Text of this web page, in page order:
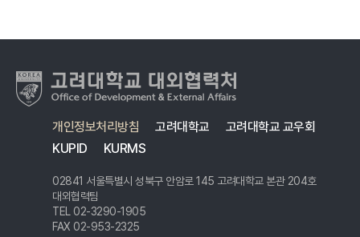
개인정보처리방침 고려대학교
고려대학교 교우회
KUPID
KURMS
02841 서울특별시 성북구 안암로 145 고려대학교 본관 204호
대외협력팀
TEL 02-3290-1905
FAX 02-953-2325